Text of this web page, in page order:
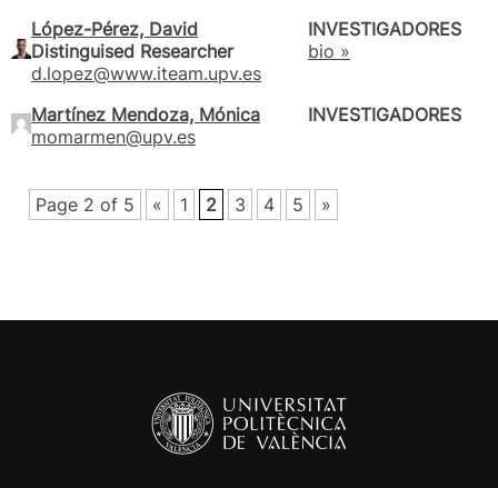
López-Pérez, David
Distinguised Researcher
d.lopez@www.iteam.upv.es
INVESTIGADORES
bio »
Martínez Mendoza, Mónica
momarmen@upv.es
INVESTIGADORES
Page 2 of 5 « 1 2 3 4 5 »